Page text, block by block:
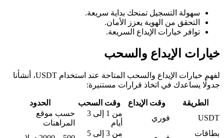
سهولة التسجيل تمنحك بداية سريعة.
التحقق من الهوية يعزز الأمان.
توافر خيارات الإيداع السريعة.
خيارات الإيداع والسحب
لفهم خيارات الإيداع والسحب المتاحة عند استخدام USDT، أنشأنا
جدولًا يساعدك في اتخاذ قرارات مستنيرة:
الطريقة وقت الإيداع وقت السحب
الحدود
USDT
فوري
من 1 إلى 3
أيام
حسب موقع
المراهنات
بطاقات
من 3 إلى 5